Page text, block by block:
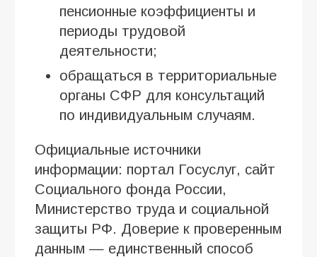
пенсионные коэффициенты и
периоды трудовой
деятельности;
обращаться в территориальные
органы СФР для консультаций
по индивидуальным случаям.
Официальные источники
информации: портал Госуслуг, сайт
Социального фонда России,
Министерство труда и социальной
защиты РФ. Доверие к проверенным
данным — единственный способ